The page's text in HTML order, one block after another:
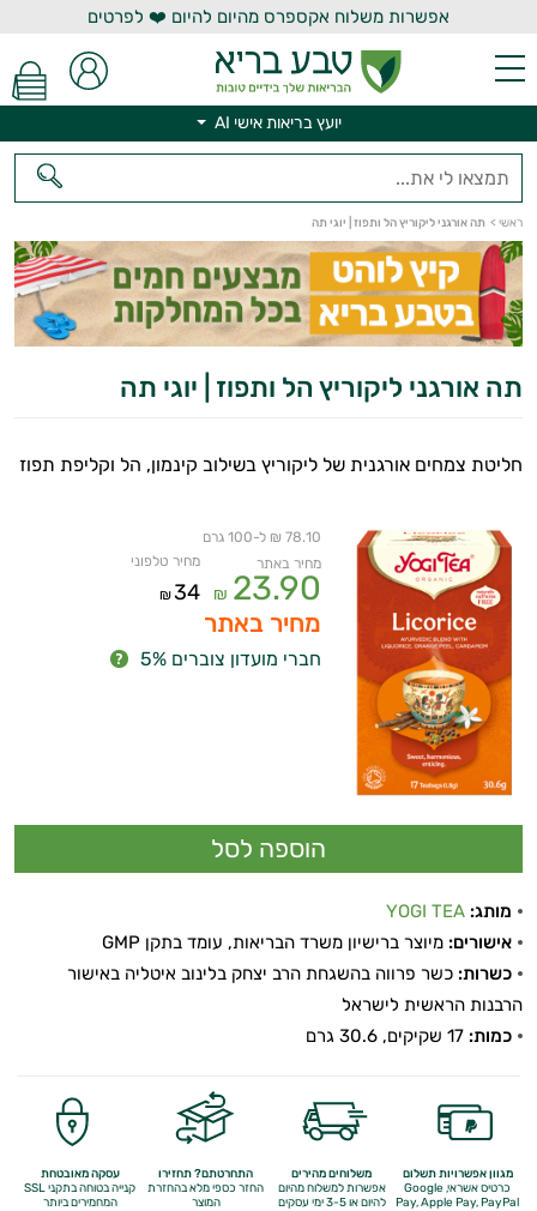
אפשרות משלוח אקספרס מהיום להיום ❤️ לפרטים
יועץ בריאות אישי AI
ראשי > תה אורגני ליקוריץ הל ותפוז | יוגי תה
תה אורגני ליקוריץ הל ותפוז | יוגי תה
חליטת צמחים אורגנית של ליקוריץ בשילוב קינמון, הל וקליפת תפוז
78.10 ₪ ל-100 גרם
מחיר באתר
23.90
₪
מחיר טלפוני
34
₪
מחיר באתר
חברי מועדון צוברים 5%
מותג: YOGI TEA
אישורים: מיוצר ברישיון משרד הבריאות, עומד בתקן GMP
כשרות: כשר פרווה בהשגחת הרב יצחק בלינוב איטליה באישור
הרבנות הראשית לישראל
כמות:
מגוון אפשרויות תשלום
כרטיס אשראי, Google
Pay,Apple Pay, PayPal
משלוחים מהירים
אפשרות למשלוח מהיום
להיום או 3-5 ימי עסקים
התחרטתם? תחזירו
החזר כספי מלאבהחזרת
המוצר
עסקה מאובטחת
קנייה בטוחה בתקני SSL
המחמירים ביותר